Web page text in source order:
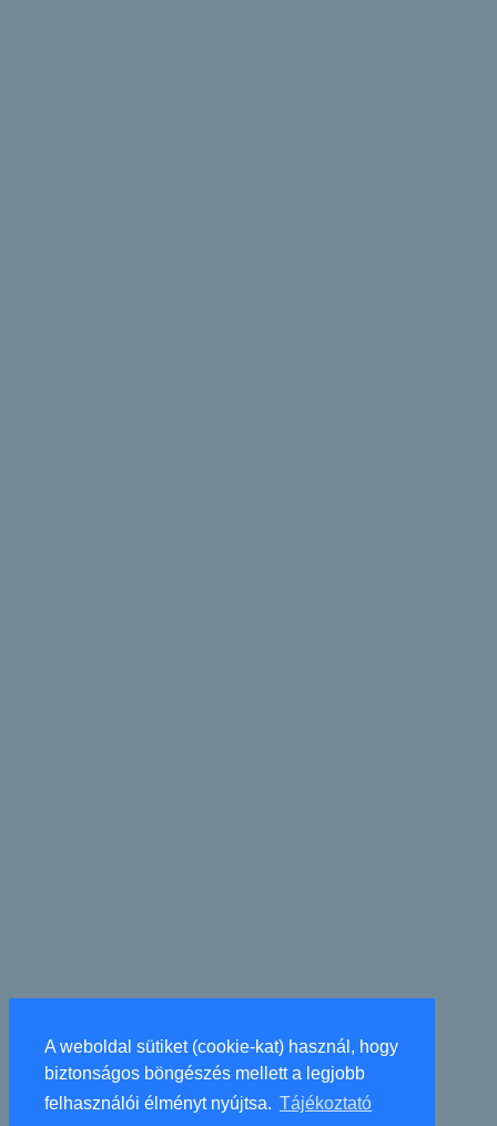
A weboldal sütiket (cookie-kat) használ, hogy
biztonságos böngészés mellett a legjobb
felhasználói élményt nyújtsa. Tájékoztató